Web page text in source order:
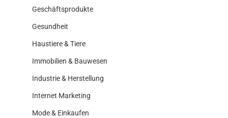
Geschäftsprodukte
Gesundheit
Haustiere & Tiere
Immobilien & Bauwesen
Industrie & Herstellung
Internet Marketing
Mode & Einkaufen